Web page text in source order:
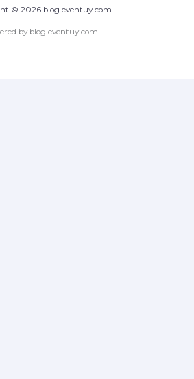
© 2026 blog.eventuy.com
by blog.eventuy.com